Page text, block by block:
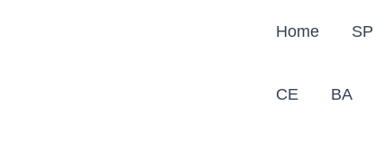
Home SP
CE BA